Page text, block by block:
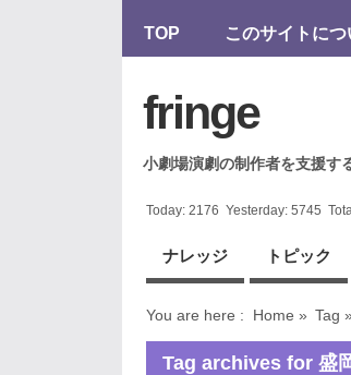
TOP このサイトにつ
fringe
小劇場演劇の制作者を支援す
Today:2176 Yesterday:5745
ナレッジ トピック
You are here : Home » Tag »
Tag archives for 盛